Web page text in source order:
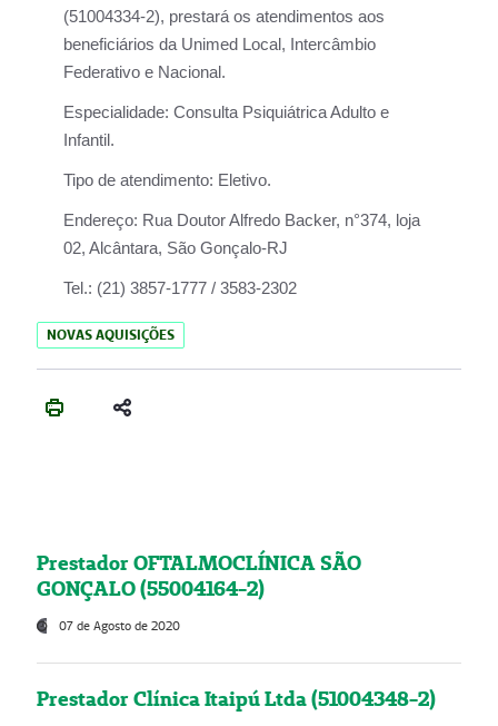
(51004334-2), prestará os atendimentos aos
beneficiários da Unimed Local, Intercâmbio
Federativo e Nacional.
Especialidade: Consulta Psiquiátrica Adulto e
Infantil.
Tipo de atendimento: Eletivo.
Endereço: Rua Doutor Alfredo Backer, n°374, loja
02, Alcântara, São Gonçalo-RJ
Tel.: (21) 3857-1777 / 3583-2302
NOVAS AQUISIÇÕES
Prestador OFTALMOCLÍNICA SÃO
GONÇALO (55004164-2)
07 de Agosto de 2020
Prestador Clínica Itaipú Ltda (51004348-2)